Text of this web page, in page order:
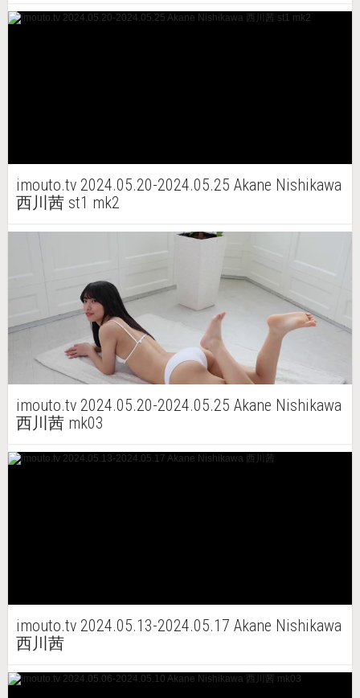
imouto.tv 2024.05.20-2024.05.25 Akane Nishikawa
西川茜 st1 mk2
imouto.tv 2024.05.20-2024.05.25 Akane Nishikawa
西川茜 mk03
imouto.tv 2024.05.13-2024.05.17 Akane Nishikawa
西川茜